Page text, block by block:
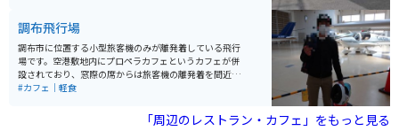
調布飛行場
調布市に位置する小型旅客機のみが離発着している飛行
場です。空港敷地内にプロペラカフェというカフェが併
設されており、窓際の席からは旅客機の離発着を間近で
目見することができます。特に平日はすいておりハンバ
たカフェの隣に勇退したセスナ機の実機が展示されてお
り、記念写真を撮ることができます。
#カフェ｜軽食
「周辺のレストラン・カフェ」をもっと見る